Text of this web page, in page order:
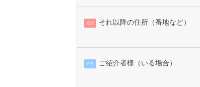
必須 それ以降の住所（番地など）
任意 ご紹介者様（いる場合）